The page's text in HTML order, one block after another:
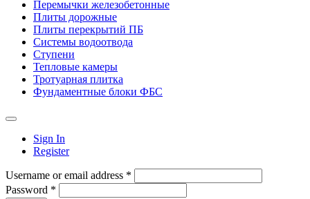
Перемычки железобетонные
Плиты дорожные
Плиты перекрытий ПБ
Системы водоотвода
Ступени
Тепловые камеры
Тротуарная плитка
Фундаментные блоки ФБС
Sign In
Register
Username or email address *
Password *